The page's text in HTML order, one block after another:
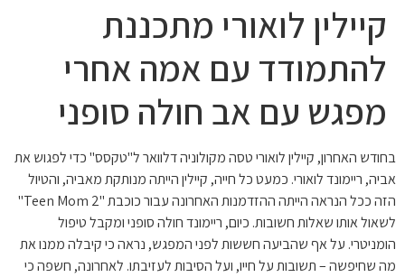
קיילין לואורי מתכננת
להתמודד עם אמה אחרי
מפגש עם אב חולה סופני
בחודש האחרון, קיילין לואורי טסה מקולוניה דלוואר ל"טקסס" כדי לפגוש את
אביה, ריימונד לואורי. כמעט כל חייה, קיילין הייתה מנותקת מאביה, והטיול
הזה ככל הנראה הייתה ההזדמנות האחרונה עבור כוכבת "Teen Mom 2"
לשאול אותו שאלות חשובות. כיום, ריימונד חולה סופני ומקבל טיפול
הומניטרי. על אף שהביעה חששות לפני המפגש, נראה כי קיבלה ממנו את
מה שחיפשה – תשובות על חייו, ועל הסיבות לעזיבתו. לאחרונה, חשפה כי